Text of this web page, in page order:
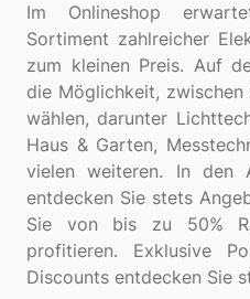
Im Onlineshop
Sortiment zahlreicher
zum kleinen Preis. Auf
die Möglichkeit,
wählen, darunter
Haus & Garten,
vielen weiteren. In den
entdecken Sie stets
Sie von bis zu 50%
profitieren. Exklusive
Discounts entdecken Sie